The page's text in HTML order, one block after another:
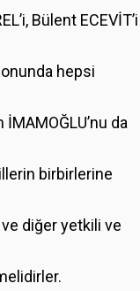
Bülent ECEVİT’i
hepsi
da
birbirlerine
ve diğer yetkili ve